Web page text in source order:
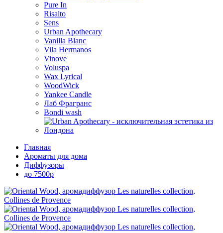
Pure In
Risalto
Sens
Urban Apothecary
Vanilla Blanc
Vila Hermanos
Vinove
Voluspa
Wax Lyrical
WoodWick
Yankee Candle
Лаб Фрагранс
Bondi wash
Главная
Ароматы для дома
Диффузоры
до 7500р